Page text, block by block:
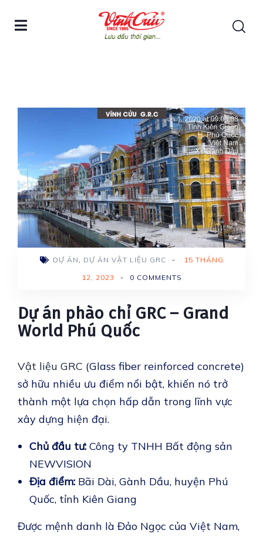
DỰ ÁN , DỰ ÁN VẬT LIỆU GRC -
15 THÁNG
12, 2023
- 0 COMMENTS
Dự án phào chỉ GRC – Grand
World Phú Quốc
Vật liệu GRC (Glass fiber reinforced concrete)
sở hữu nhiều ưu điểm nổi bật, khiến nó trở
thành một lựa chọn hấp dẫn trong lĩnh vực
xây dựng hiện đại.
Chủ đầu tư: Công ty TNHH Bất động sản
NEWVISION
Địa điểm: Bãi Dài, Gành Dầu, huyện Phú
Quốc, tỉnh Kiên Giang
Được mệnh danh là Đảo Ngọc của Việt Nam,